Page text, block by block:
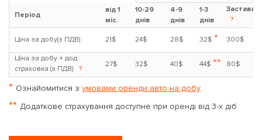
Період
від 1
міс.
10-29
днів
4-9
днів
1-3
днів
Застава
?
Ціна за добу(з ПДВ) 21$ 24$ 28$ 32$ * 300$
Ціна за добу + дод.
страховка (з ПДВ)
?
27$ 32$ 40$ 44$ ** 80$
* Ознайомитися з умовами оренди авто на добу
** Додаткове страхування доступне при оренді від 3-х діб